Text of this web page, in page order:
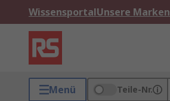
WissensportalUnsere Marken
Menü Teile-Nr.